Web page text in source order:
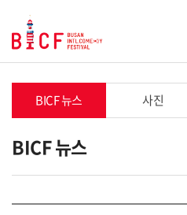
BICF 뉴스 사진
BICF 뉴스